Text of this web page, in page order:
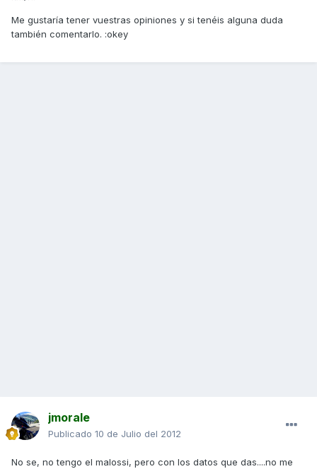
Me gustaría tener vuestras opiniones y si tenéis alguna duda
también comentarlo. :okey
jmorale
Publicado 10 de Julio del 2012
No se, no tengo el malossi, pero con los datos que das....no me